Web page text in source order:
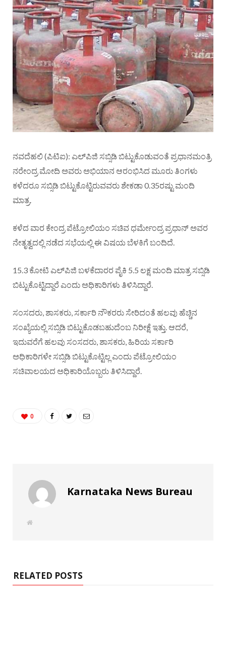
ನವದೆಹಲಿ (ಪಿಟಿಐ): ಎಲ್‌ಪಿಜಿ ಸಬ್ಸಿಡಿ ಬಿಟ್ಟುಕೊಡುವಂತೆ ಪ್ರಧಾನಮಂತ್ರಿ
ನರೇಂದ್ರ ಮೋದಿ ಅವರು ಅಭಿಯಾನ ಆರಂಭಿಸಿದ ಮೂರು ತಿಂಗಳು
ಕಳೆದರೂ ಸಬ್ಸಿಡಿ ಬಿಟ್ಟುಕೊಟ್ಟಿರುವವರು ಶೇಕಡಾ 0.35ರಷ್ಟು ಮಂದಿ
ಮಾತ್ರ.
ಕಳೆದ ವಾರ ಕೇಂದ್ರ ಪೆಟ್ರೋಲಿಯಂ ಸಚಿವ ಧರ್ಮೇಂದ್ರ ಪ್ರಧಾನ್‌ ಅವರ
ನೇತೃತ್ವದಲ್ಲಿ ನಡೆದ ಸಭೆಯಲ್ಲಿ ಈ ವಿಷಯ ಬೆಳಕಿಗೆ ಬಂದಿದೆ.
15.3 ಕೋಟಿ ಎಲ್‌ಪಿಜಿ ಬಳಕೆದಾರರ ಪೈಕಿ 5.5 ಲಕ್ಷ ಮಂದಿ ಮಾತ್ರ ಸಬ್ಸಿಡಿ
ಬಿಟ್ಟುಕೊಟ್ಟಿದ್ದಾರೆ ಎಂದು ಅಧಿಕಾರಿಗಳು ತಿಳಿಸಿದ್ದಾರೆ.
ಸಂಸದರು, ಶಾಸಕರು, ಸರ್ಕಾರಿ ನೌಕರರು ಸೇರಿದಂತೆ ಹಲವು ಹೆಚ್ಚಿನ
ಸಂಖ್ಯೆಯಲ್ಲಿ ಸಬ್ಸಿಡಿ ಬಿಟ್ಟುಕೊಡಬಹುದೆಂಬ ನಿರೀಕ್ಷೆ ಇತ್ತು. ಆದರೆ,
ಇದುವರೆಗೆ ಹಲವು ಸಂಸದರು, ಶಾಸಕರು, ಹಿರಿಯ ಸರ್ಕಾರಿ
ಅಧಿಕಾರಿಗಳೇ ಸಬ್ಸಿಡಿ ಬಿಟ್ಟುಕೊಟ್ಟಿಲ್ಲ ಎಂದು ಪೆಟ್ರೋಲಿಯಂ
ಸಚಿವಾಲಯದ ಅಧಿಕಾರಿಯೊಬ್ಬರು ತಿಳಿಸಿದ್ದಾರೆ.
0
Karnataka News Bureau
W
RELATED POSTS